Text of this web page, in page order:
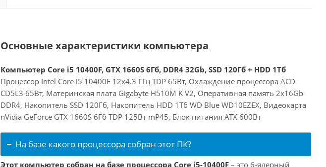
Основные характеристики компьютера
Компьютер Core i5 10400F, GTX 1660S 6Гб, DDR4 32Gb, SSD 120Гб + HDD 1Тб
Процессор Intel Core i5 10400F 12x4.3 ГГц TDP 65Вт, Охлаждение процессора ACD
CD5L3 65Вт, Материнская плата Gigabyte H510M K V2, Оперативная память 2x16Gb
DDR4, Накопитель SSD 120Гб, Накопитель HDD 1Тб WD Blue WD10EZEX, Видеокарта
nVidia GeForce GTX 1660S 6Гб TDP 125Вт mP45, Блок питания ATX 600Вт
На базе какого процессора собран этот ПК?
Этот компьютер собран на базе процессора Core i5-10400F – это 6-ядерный